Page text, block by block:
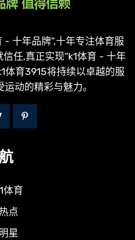
- 十年品牌”,十年专注体育服
任,真正实现“k1体育 - 十年
体育3915将持续以卓越的服
动的精彩与魅力。
体育
点
星